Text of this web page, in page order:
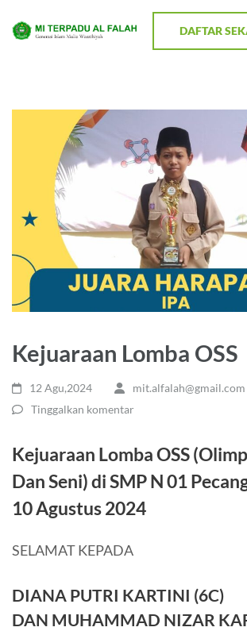
ke
MI TERPADU AL FALAH
Terwujudnya Generasi Religius dan Berkualitas
DAFTAR
Kejuaraan Lomba OSS
12 Agu,2024
mit.alfalah@gmail.com
Tinggalkan komentar
Kejuaraan Lomba OSS
Dan Seni) di SMP N 01
10 Agustus 2024
SELAMAT KEPADA
DIANA PUTRI KARTINI (6C)
DAN MUHAMMAD NIZAR